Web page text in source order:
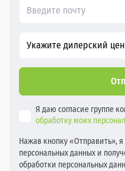
Укажите дилерский
Я даю согласие группе
обработку моих
Нажав кнопку «Отправить»,
персональных данных и
обработки персональных